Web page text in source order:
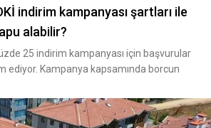
indirim kampanyası şartları ile
alabilir?
25 indirim kampanyası için başvurular
ediyor. Kampanya kapsamında borcun